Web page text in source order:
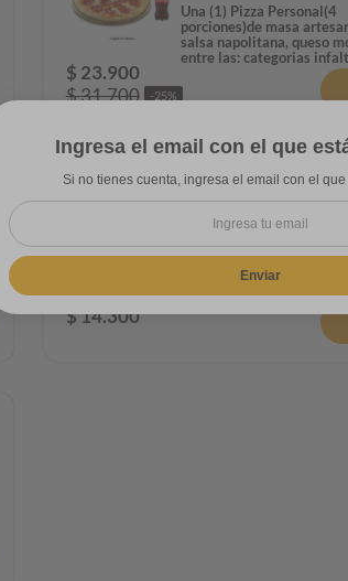
$31.700
$ 23.900
-25%
Una (1) Pizza Personal(4
porciones)de masa
salsa napolitana, queso
entre las: categorias
increíbles+ 1 gaseosa
$14.300
RollsMania Pepperoni
6 porciones de enrollado
artesanal, salsa
pepperoni, queso
Ingresa el email con el que
Si no tienes cuenta, ingresa el email con el
Enviar